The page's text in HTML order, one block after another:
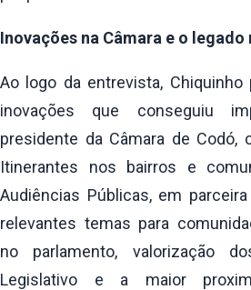
Inovações na Câmara e o legado
Ao logo da entrevista,
inovações que conseguiu
presidente da Câmara de Codó,
Itinerantes nos bairros e
Audiências Públicas, em
relevantes temas para
no parlamento, valorização
Legislativo e a maior